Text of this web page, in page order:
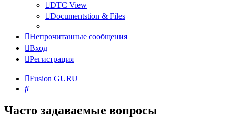
DTC View
Documentstion & Files
Непрочитанные сообщения
Вход
Регистрация
Fusion GURU
Поиск
Часто задаваемые вопросы